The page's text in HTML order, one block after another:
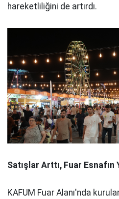
hareketliliğini de artırdı.
Satışlar Arttı, Fuar Esnafın
KAFUM Fuar Alanı'nda